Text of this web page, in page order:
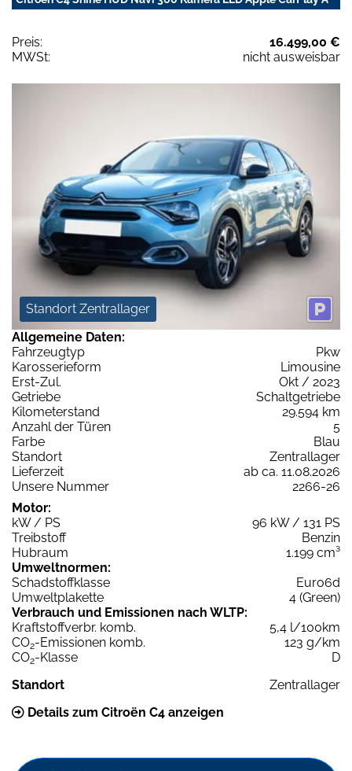
Preis:
16.499,00 €
MWSt:
nicht ausweisbar
Standort Zentrallager
Allgemeine Daten:
Fahrzeugtyp
Pkw
Karosserieform
Limousine
Erst-Zul.
Okt / 2023
Getriebe
Schaltgetriebe
Kilometerstand
29.594 km
Anzahl der Türen
5
Farbe
Blau
Standort
Zentrallager
Lieferzeit
ab ca. 11.08.2026
Unsere Nummer
2266-26
Motor:
kW / PS
96 kW / 131 PS
Treibstoff
Benzin
Hubraum
1.199 cm³
Umweltnormen:
Schadstoffklasse
Euro6d
Umweltplakette
4 (Green)
Verbrauch und Emissionen nach WLTP:
Kraftstoffverbr. komb.
5,4 l/100km
CO2-Emissionen komb.
123 g/km
CO2-Klasse
D
Standort
Zentrallager
Details zum Citroën C4 anzeigen